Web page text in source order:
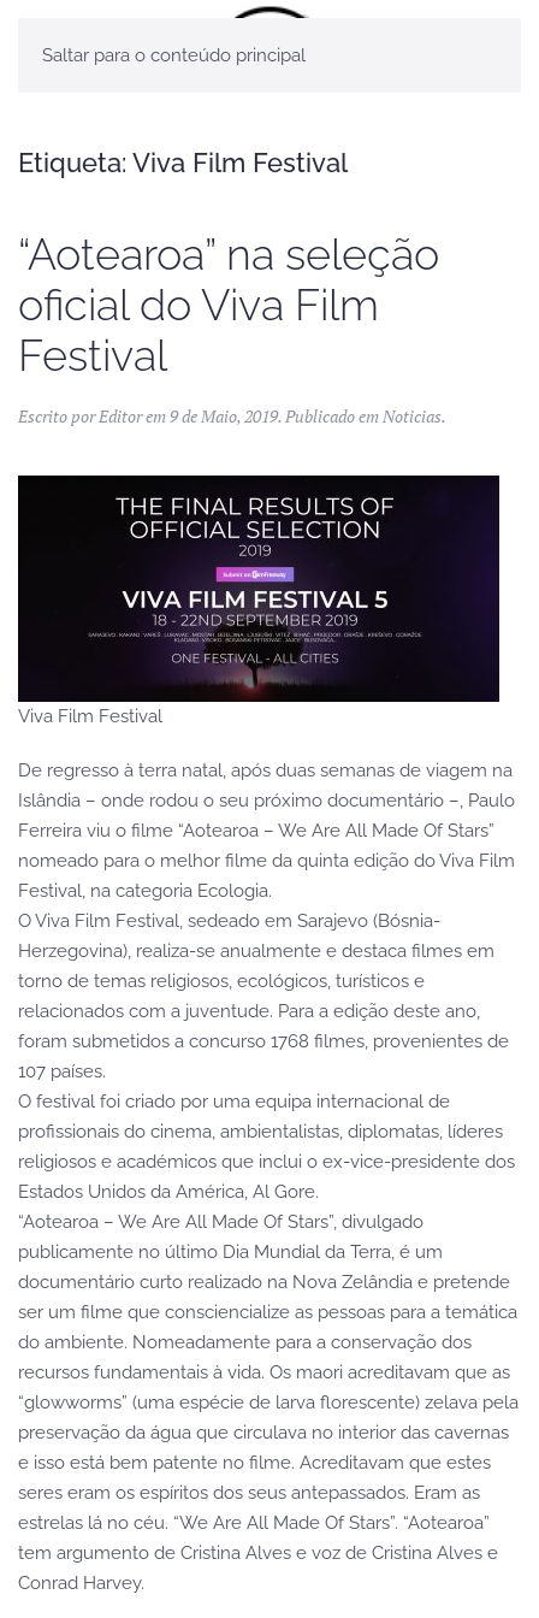
Saltar para o conteúdo principal
Etiqueta: Viva Film Festival
“Aotearoa” na seleção
oficial do Viva Film
Festival
Escrito porEditorem9 de Maio, 2019. Publicado emNoticias.
Viva Film Festival
De regresso à terra natal, após duas semanas de viagem na
Islândia – onde rodou o seu próximo documentário –, Paulo
Ferreira viu o filme “Aotearoa – We Are All Made Of Stars”
nomeado para o melhor filme da quinta edição do Viva Film
Festival, na categoria Ecologia.
O Viva Film Festival, sedeado em Sarajevo (Bósnia-
Herzegovina), realiza-se anualmente e destaca filmes em
torno de temas religiosos, ecológicos, turísticos e
relacionados com a juventude. Para a edição deste ano,
foram submetidos a concurso 1768 filmes, provenientes de
107 países.
O festival foi criado por uma equipa internacional de
profissionais do cinema, ambientalistas, diplomatas, líderes
religiosos e académicos que inclui o ex-vice-presidente dos
Estados Unidos da América, Al Gore.
“Aotearoa – We Are All Made Of Stars”, divulgado
publicamente no último Dia Mundial da Terra, é um
documentário curto realizado na Nova Zelândia e pretende
ser um filme que consciencialize as pessoas para a temática
do ambiente. Nomeadamente para a conservação dos
recursos fundamentais à vida. Os maori acreditavam que as
“glowworms” (uma espécie de larva florescente) zelava pela
preservação da água que circulava no interior das cavernas
e isso está bem patente no filme. Acreditavam que estes
seres eram os espíritos dos seus antepassados. Eram as
estrelas lá no céu. “We Are All Made Of Stars”. “Aotearoa”
tem argumento de Cristina Alves e voz de Cristina Alves e
Conrad Harvey.